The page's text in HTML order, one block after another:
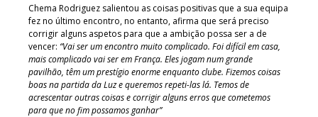
Chema Rodriguez salientou as coisas positivas que a sua equipa
fez no último encontro, no entanto, afirma que será preciso
corrigir alguns aspetos para que a ambição possa ser a de
vencer: “Vai ser um encontro muito complicado. Foi difícil em casa,
mais complicado vai ser em França. Eles jogam num grande
pavilhão, têm um prestígio enorme enquanto clube. Fizemos coisas
boas na partida da Luz e queremos repeti-las lá. Temos de
acrescentar outras coisas e corrigir alguns erros que cometemos
para que no fim possamos ganhar”